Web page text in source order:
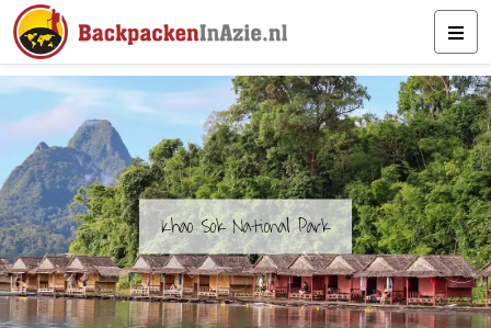
Khao Sok National Park